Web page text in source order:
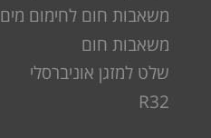
משאבות חום לחימום מים
משאבות חום
שלט למזגן אוניברסלי
R32